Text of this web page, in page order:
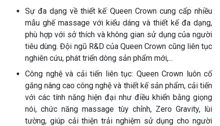
Sự đa dạng về thiết kế: Queen Crown cung cấp nhiều
mẫu ghế massage với kiểu dáng và thiết kế đa dạng,
phù hợp với sở thích và không gian sử dụng của người
tiêu dùng. Đội ngũ R&D của Queen Crown cũng liên tục
nghiên cứu, phát triển dòng sản phẩm mới,...
Công nghệ và cải tiến liên tục: Queen Crown luôn cố
gắng nâng cao công nghệ và thiết kế sản phẩm, cải tiến
với các tính năng hiện đại như điều khiển bằng giọng
nói, chức năng massage tùy chỉnh, Zero Gravity, lùi
tường, giúp cải thiện trải nghiệm sử dụng cho người